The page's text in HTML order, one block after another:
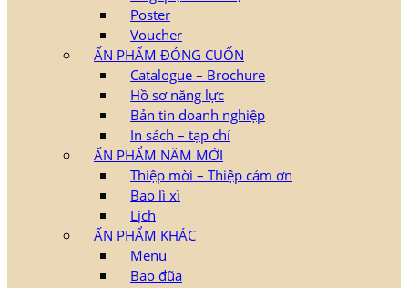
Poster
Voucher
ẤN PHẨM ĐÓNG CUỐN
Catalogue – Brochure
Hồ sơ năng lực
Bản tin doanh nghiệp
In sách – tạp chí
ẤN PHẨM NĂM MỚI
Thiệp mời – Thiệp cảm ơn
Bao lì xì
Lịch
ẤN PHẨM KHÁC
Menu
Bao đũa